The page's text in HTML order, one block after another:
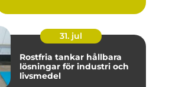
31. jul
Rostfria tankar hållbara
lösningar för industri och
livsmedel